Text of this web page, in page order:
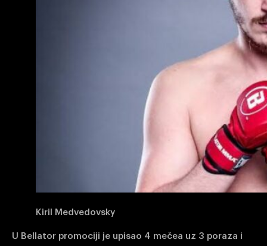
Kiril Medvedovsky
U Bellator promociji je upisao 4 mečea uz 3 poraza i